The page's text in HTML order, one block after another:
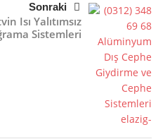
Sonraki
Isı Yalıtımsız
Sistemleri